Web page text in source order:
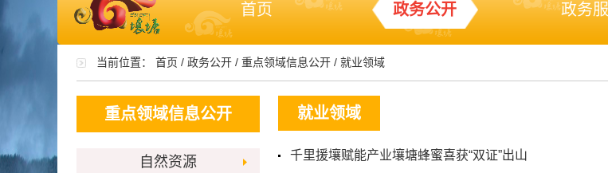
首页 政务公开 政务
当前位置： 首页 / 政务公开 / 重点领域信息公开 / 就业领域
重点领域信息公开
自然资源
就业领域
千里援壤赋能产业壤塘蜂蜜喜获“双证”出山